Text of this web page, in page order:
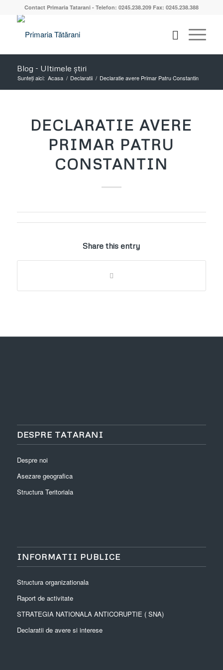
Contact Primaria Tatarani - Telefon: 0245.238.209 Fax: 0245.238.388
Blog - Ultimele știri
Sunteți aici: Acasa / Declaratii / Declaratie avere Primar Patru Constantin
DECLARATIE AVERE
PRIMAR PATRU
CONSTANTIN
Share this entry
DESPRE TATARANI
Despre noi
Asezare geografica
Structura Teritoriala
INFORMATII PUBLICE
Structura organizationala
Raport de activitate
STRATEGIA NATIONALA ANTICORUPTIE ( SNA)
Declaratii de avere si interese